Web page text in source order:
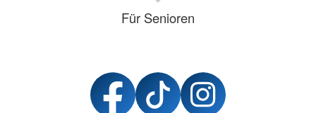
Für Senioren